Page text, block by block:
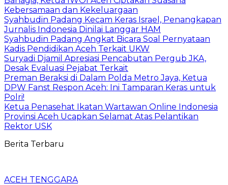
Kebersamaan dan Kekeluargaan
Syahbudin Padang Kecam Keras Israel, Penangkapan
Jurnalis Indonesia Dinilai Langgar HAM
Syahbudin Padang Angkat Bicara Soal Pernyataan
Kadis Pendidikan Aceh Terkait UKW
Suryadi Djamil Apresiasi Pencabutan Pergub JKA,
Desak Evaluasi Pejabat Terkait
Preman Beraksi di Dalam Polda Metro Jaya, Ketua
DPW Fanst Respon Aceh: Ini Tamparan Keras untuk
Polri!
Ketua Penasehat Ikatan Wartawan Online Indonesia
Provinsi Aceh Ucapkan Selamat Atas Pelantikan
Rektor USK
Berita Terbaru
ACEH TENGGARA